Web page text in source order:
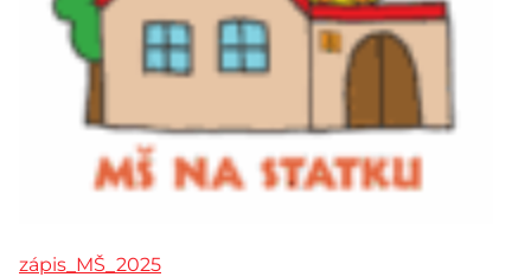
zápis_MŠ_2025